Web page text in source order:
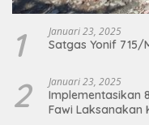
1 Januari 23, 2025
Satgas Yonif 715/
2 Januari 23, 2025
Implementasikan
Fawi Laksanakan